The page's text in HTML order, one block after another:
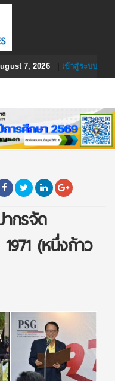
7, 2026| เข้าสู่ระบบ
กรจัด
(หนึ่งก้าว